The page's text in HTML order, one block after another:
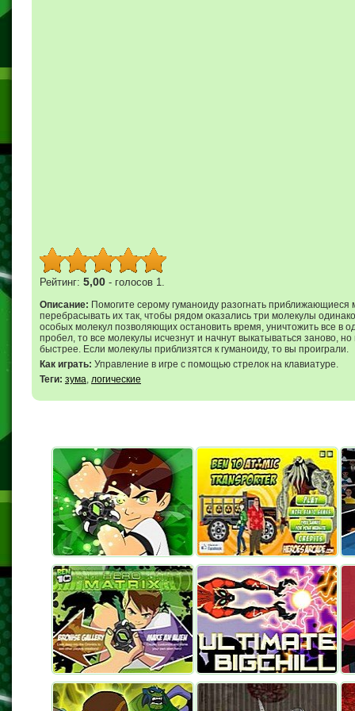
Рейтинг: 5,00 - голосов 1.
Описание: Помогите серому гуманоиду разогнать
перебрасывать их так, чтобы рядом оказались три молекулы
особых молекул позволяющих остановить время, уничтожить все в
пробел, то все молекулы исчезнут и начнут выкатываться заново, но
быстрее. Если молекулы приблизятся к гуманоиду, то вы проиграли.
Как играть: Управление в игре с помощью стрелок на клавиатуре.
Теги: зума, логические
Все Герои (с
превращениями)
Атомный Транспортер
Герой Матрицы Бен 10 Крылатый